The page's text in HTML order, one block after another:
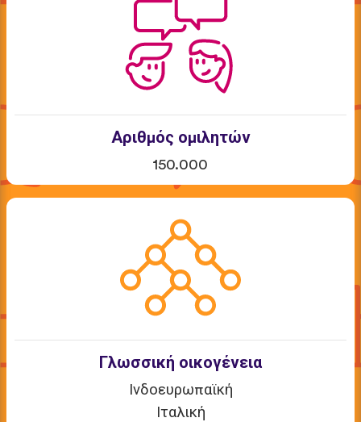
Αριθμός ομιλητών
150.000
Γλωσσική οικογένεια
Ινδοευρωπαϊκή
Ιταλική